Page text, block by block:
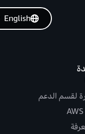
لقسم الدعم
English